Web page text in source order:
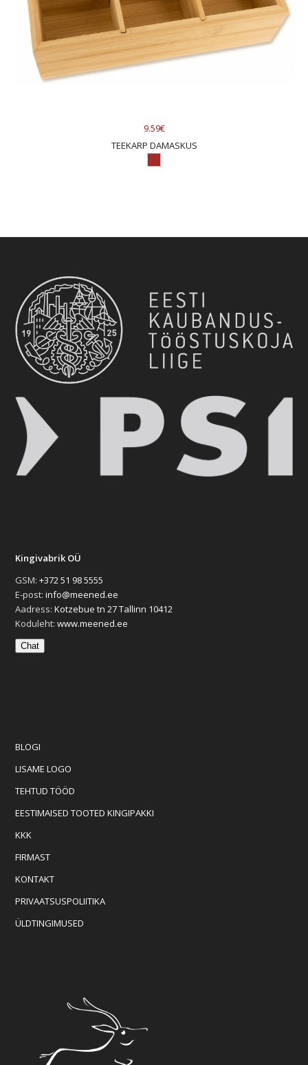
9.59€
TEEKARP DAMASKUS
Kingivabrik OÜ
GSM:+372 51 98 5555
E-post:info@meened.ee
Aadress:Kotzebue tn 27 Tallinn 10412
Koduleht:www.meened.ee
Chat
BLOGI
LISAME LOGO
TEHTUD TÖÖD
EESTIMAISED TOOTED KINGIPAKKI
KKK
FIRMAST
KONTAKT
PRIVAATSUSPOLIITIKA
ÜLDTINGIMUSED